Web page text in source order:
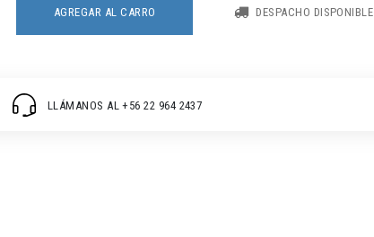
AGREGAR AL CARRO DESPACHO DISPONIBLE
LLÁMANOS AL +56 22 964 2437